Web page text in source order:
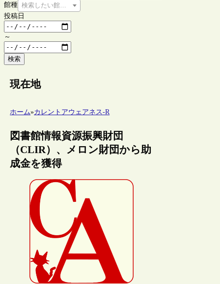
館種 検索したい館種を選択してください
投稿日
～
検索
現在地
ホーム»カレントアウェアネス-R
図書館情報資源振興財団
（CLIR）、メロン財団から助
成金を獲得